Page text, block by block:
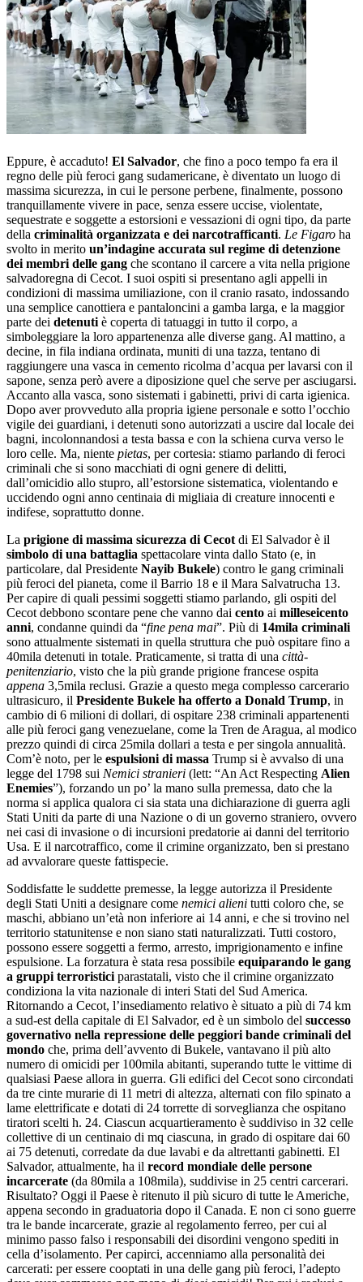
Eppure, è accaduto! El Salvador, che fino a poco tempo fa era il
regno delle più feroci gang sudamericane, è diventato un luogo di
massima sicurezza, in cui le persone perbene, finalmente, possono
tranquillamente vivere in pace, senza essere uccise, violentate,
sequestrate e soggette a estorsioni e vessazioni di ogni tipo, da parte
della criminalità organizzata e dei narcotrafficanti. Le Figaro ha
svolto in merito un’indagine accurata sul regime di detenzione
dei membri delle gang che scontano il carcere a vita nella prigione
salvadoregna di Cecot. I suoi ospiti si presentano agli appelli in
condizioni di massima umiliazione, con il cranio rasato, indossando
una semplice canottiera e pantaloncini a gamba larga, e la maggior
parte dei detenuti è coperta di tatuaggi in tutto il corpo, a
simboleggiare la loro appartenenza alle diverse gang. Al mattino, a
decine, in fila indiana ordinata, muniti di una tazza, tentano di
raggiungere una vasca in cemento ricolma d’acqua per lavarsi con il
sapone, senza però avere a diposizione quel che serve per asciugarsi.
Accanto alla vasca, sono sistemati i gabinetti, privi di carta igienica.
Dopo aver provveduto alla propria igiene personale e sotto l’occhio
vigile dei guardiani, i detenuti sono autorizzati a uscire dal locale dei
bagni, incolonnandosi a testa bassa e con la schiena curva verso le
loro celle. Ma, niente pietas, per cortesia: stiamo parlando di feroci
criminali che si sono macchiati di ogni genere di delitti,
dall’omicidio allo stupro, all’estorsione sistematica, violentando e
uccidendo ogni anno centinaia di migliaia di creature innocenti e
indifese, soprattutto donne.
La prigione di massima sicurezza di Cecot di El Salvador è il
simbolo di una battaglia spettacolare vinta dallo Stato (e, in
particolare, dal Presidente Nayib Bukele) contro le gang criminali
più feroci del pianeta, come il Barrio 18 e il Mara Salvatrucha 13.
Per capire di quali pessimi soggetti stiamo parlando, gli ospiti del
Cecot debbono scontare pene che vanno dai cento ai milleseicento
anni, condanne quindi da “fine pena mai”. Più di 14mila criminali
sono attualmente sistemati in quella struttura che può ospitare fino a
40mila detenuti in totale. Praticamente, si tratta di una città-
penitenziario, visto che la più grande prigione francese ospita
appena 3,5mila reclusi. Grazie a questo mega complesso carcerario
ultrasicuro, il Presidente Bukele ha offerto a Donald Trump, in
cambio di 6 milioni di dollari, di ospitare 238 criminali appartenenti
alle più feroci gang venezuelane, come la Tren de Aragua, al modico
prezzo quindi di circa 25mila dollari a testa e per singola annualità.
Com’è noto, per le espulsioni di massa Trump si è avvalso di una
legge del 1798 sui Nemici stranieri (lett: “An Act Respecting Alien
Enemies”), forzando un po’ la mano sulla premessa, dato che la
norma si applica qualora ci sia stata una dichiarazione di guerra agli
Stati Uniti da parte di una Nazione o di un governo straniero, ovvero
nei casi di invasione o di incursioni predatorie ai danni del territorio
Usa. E il narcotraffico, come il crimine organizzato, ben si prestano
ad avvalorare queste fattispecie.
Soddisfatte le suddette premesse, la legge autorizza il Presidente
degli Stati Uniti a designare come nemici alieni tutti coloro che, se
maschi, abbiano un’età non inferiore ai 14 anni, e che si trovino nel
territorio statunitense e non siano stati naturalizzati. Tutti costoro,
possono essere soggetti a fermo, arresto, imprigionamento e infine
espulsione. La forzatura è stata resa possibile equiparando le gang
a gruppi terroristici parastatali, visto che il crimine organizzato
condiziona la vita nazionale di interi Stati del Sud America.
Ritornando a Cecot, l’insediamento relativo è situato a più di 74 km
a sud-est della capitale di El Salvador, ed è un simbolo del successo
governativo nella repressione delle peggiori bande criminali del
mondo che, prima dell’avvento di Bukele, vantavano il più alto
numero di omicidi per 100mila abitanti, superando tutte le vittime di
qualsiasi Paese allora in guerra. Gli edifici del Cecot sono circondati
da tre cinte murarie di 11 metri di altezza, alternati con filo spinato a
lame elettrificate e dotati di 24 torrette di sorveglianza che ospitano
tiratori scelti h. 24. Ciascun acquartieramento è suddiviso in 32 celle
collettive di un centinaio di mq ciascuna, in grado di ospitare dai 60
ai 75 detenuti, corredate da due lavabi e da altrettanti gabinetti. El
Salvador, attualmente, ha il record mondiale delle persone
incarcerate (da 80mila a 108mila), suddivise in 25 centri carcerari.
Risultato? Oggi il Paese è ritenuto il più sicuro di tutte le Americhe,
appena secondo in graduatoria dopo il Canada. E non ci sono guerre
tra le bande incarcerate, grazie al regolamento ferreo, per cui al
minimo passo falso i responsabili dei disordini vengono spediti in
cella d’isolamento. Per capirci, accenniamo alla personalità dei
carcerati: per essere cooptati in una delle gang più feroci, l’adepto